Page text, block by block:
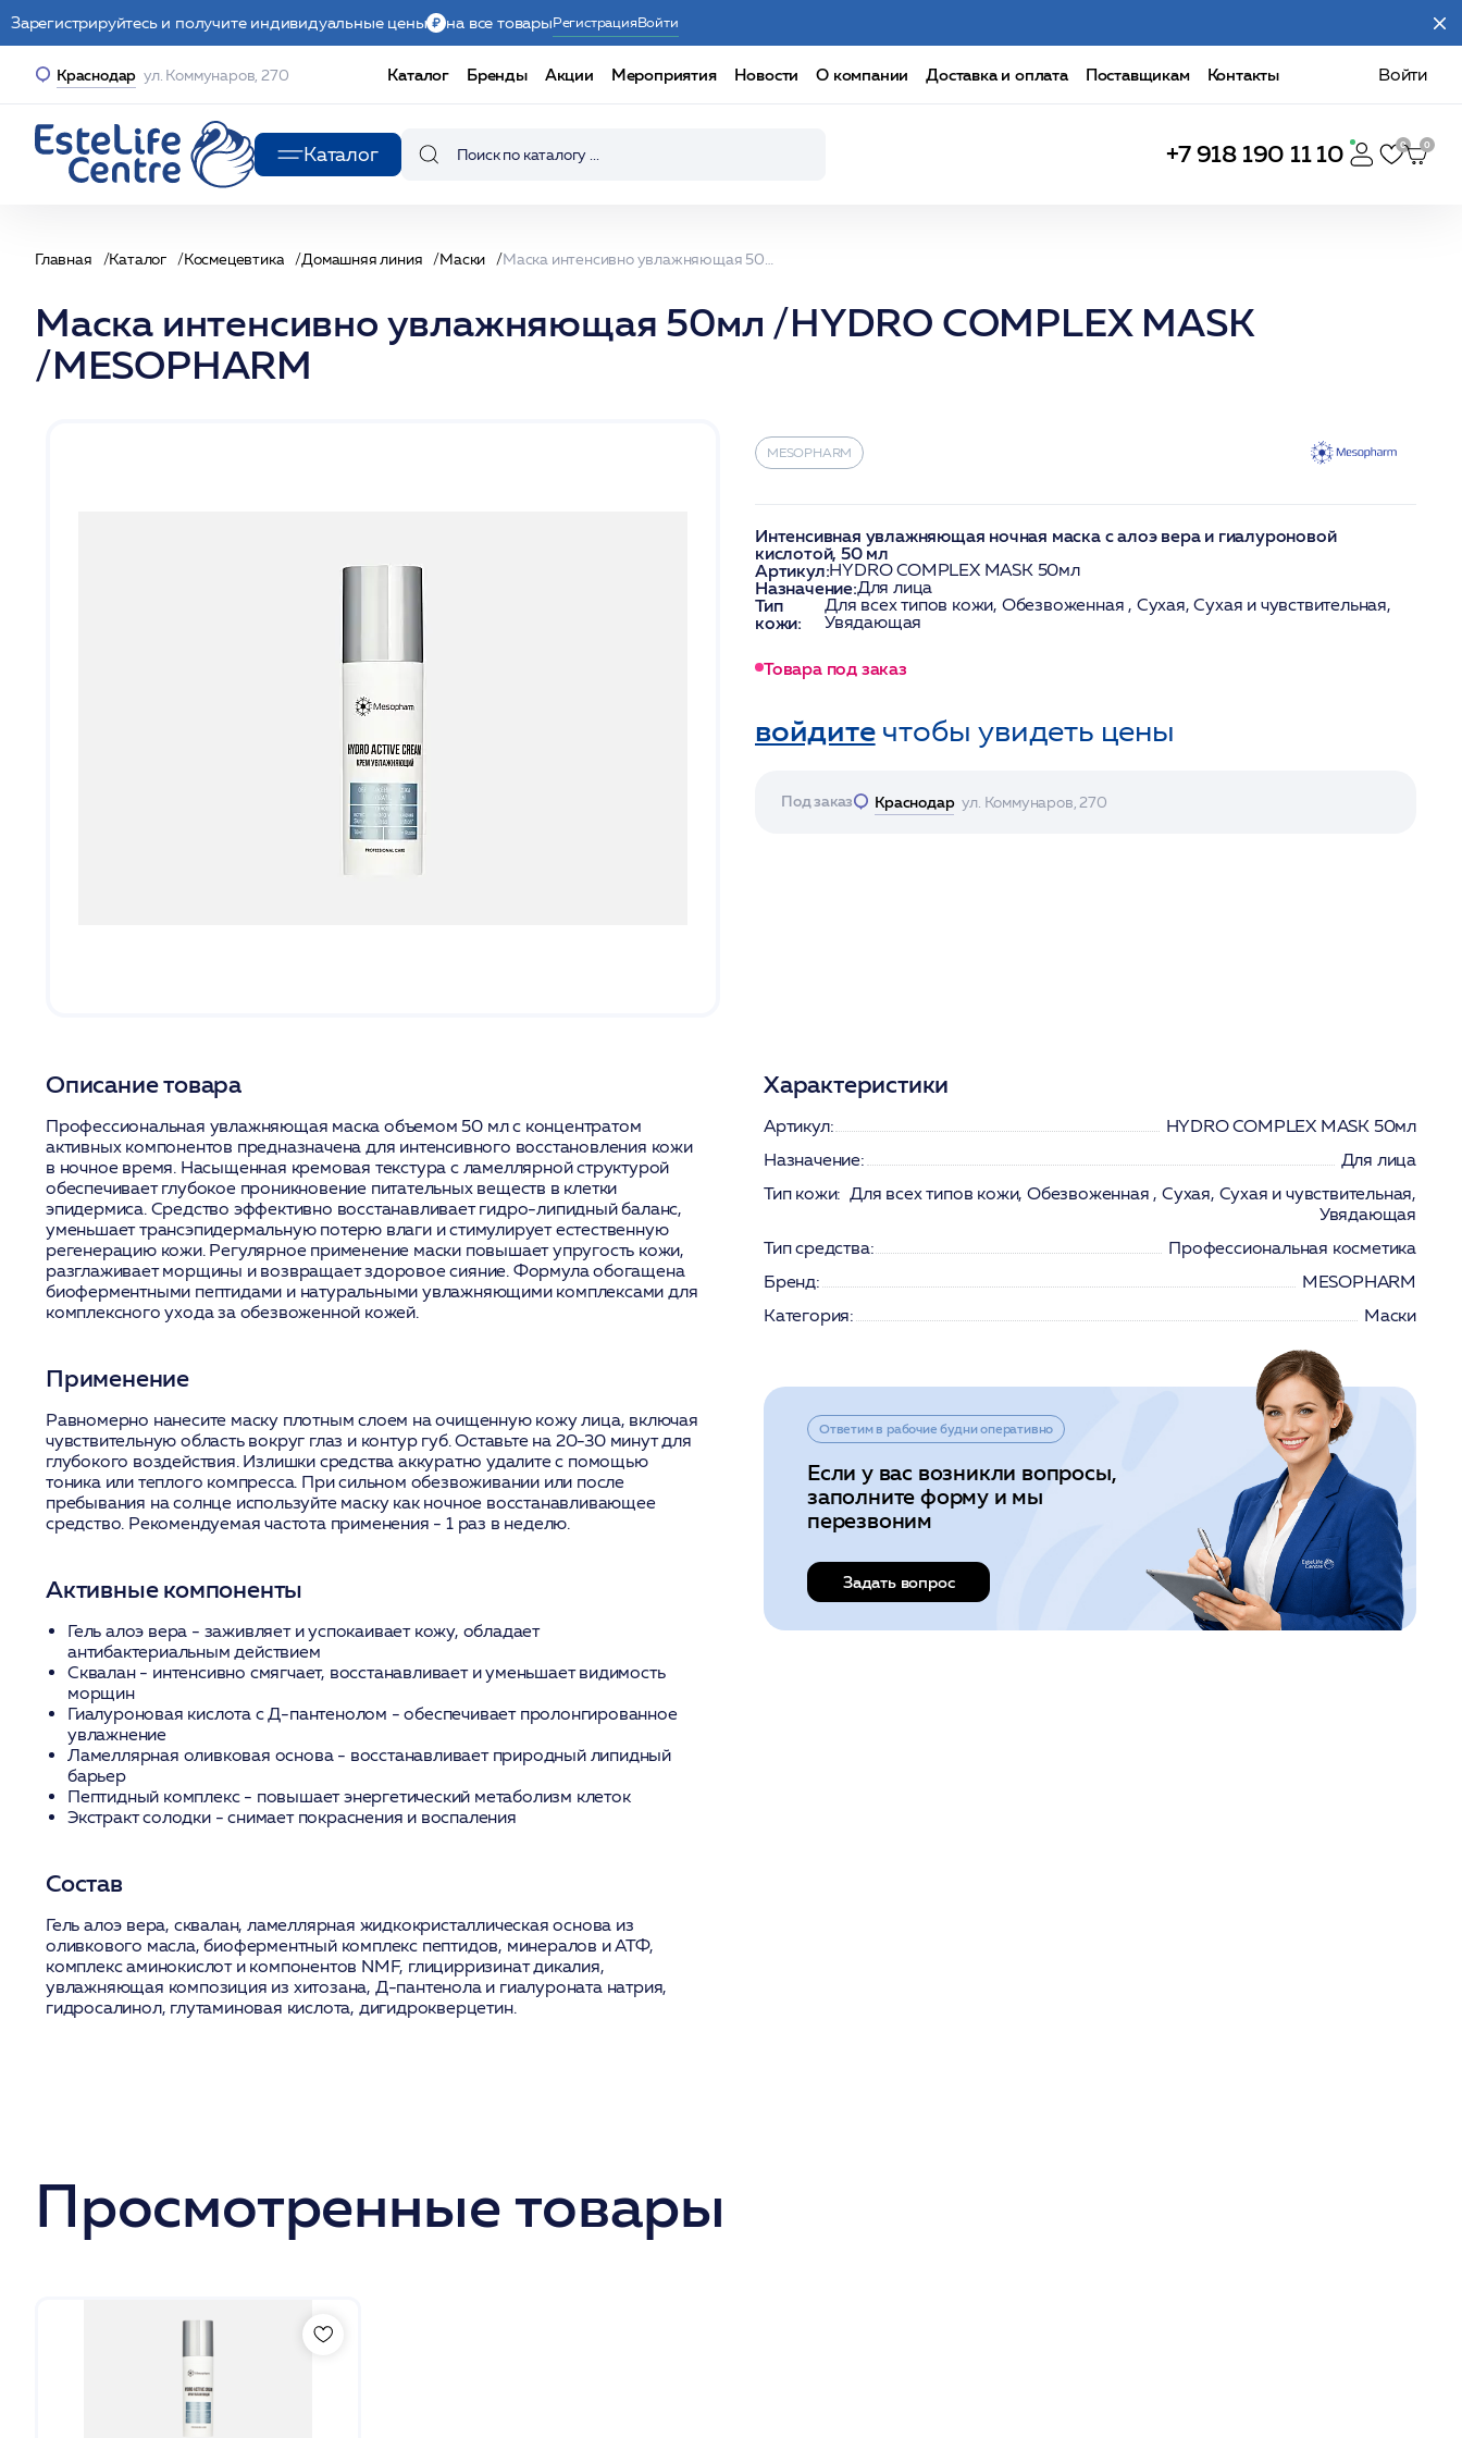
Зарегистрируйтесь и получите индивидуальные цены на все товарыРегистрацияВойти
Краснодар ул. Коммунаров, 270 Каталог Бренды Акции Мероприятия Новости О компании Доставка и оплата Поставщикам Контакты Войти
Каталог +7 918 190 11 10
Главная Каталог Космецевтика Домашняя линия Маски
Маска интенсивно увлажняющая 50мл /HYDRO COMPLEX MASK
/MESOPHARM
MESOPHARM
Интенсивная увлажняющая ночная маска с алоэ вера и гиалуроновой
кислотой, 50 мл
Артикул:HYDRO COMPLEX MASK 50мл
Назначение:Для лица
Тип
кожи:
Для всех типов кожи, Обезвоженная , Сухая, Сухая и чувствительная,
Увядающая
Товара под заказ
войдитечтобы увидеть цены
Под заказ Краснодар ул. Коммунаров, 270
Описание товара
Профессиональная увлажняющая маска объемом 50 мл с концентратом
активных компонентов предназначена для интенсивного восстановления кожи
в ночное время. Насыщенная кремовая текстура с ламеллярной структурой
обеспечивает глубокое проникновение питательных веществ в клетки
эпидермиса. Средство эффективно восстанавливает гидро-липидный баланс,
уменьшает трансэпидермальную потерю влаги и стимулирует естественную
регенерацию кожи. Регулярное применение маски повышает упругость кожи,
разглаживает морщины и возвращает здоровое сияние. Формула обогащена
биоферментными пептидами и натуральными увлажняющими комплексами для
комплексного ухода за обезвоженной кожей.
Применение
Равномерно нанесите маску плотным слоем на очищенную кожу лица, включая
чувствительную область вокруг глаз и контур губ. Оставьте на 20-30 минут для
глубокого воздействия. Излишки средства аккуратно удалите с помощью
тоника или теплого компресса. При сильном обезвоживании или после
пребывания на солнце используйте маску как ночное восстанавливающее
средство. Рекомендуемая частота применения - 1 раз в неделю.
Активные компоненты
Гель алоэ вера - заживляет и успокаивает кожу, обладает
антибактериальным действием
Сквалан- интенсивно смягчает, восстанавливает и уменьшает видимость
морщин
Гиалуроновая кислота с Д-пантенолом - обеспечивает пролонгированное
увлажнение
Ламеллярная оливковая основа- восстанавливает природный липидный
барьер
Пептидный комплекс- повышает энергетический метаболизм клеток
Экстракт солодки- снимает покраснения и воспаления
Состав
Гель алоэ вера, сквалан, ламеллярная жидкокристаллическая основа из
оливкового масла, биоферментный комплекс пептидов, минералов и АТФ,
комплекс аминокислот и компонентов NMF, глицирризинат дикалия,
увлажняющая композиция из хитозана, Д-пантенола и гиалуроната натрия,
гидросалинол, глутаминовая кислота, дигидрокверцетин.
Характеристики
Артикул:
HYDRO COMPLEX MASK 50мл
Назначение:
Для лица
Тип кожи: Для всех типов кожи, Обезвоженная , Сухая, Сухая и чувствительная,
Увядающая
Тип средства:
Профессиональная косметика
Бренд:
MESOPHARM
Категория:
Маски
Ответим в рабочие будни оперативно
Если у вас возникли вопросы,
заполните форму и мы
перезвоним
Задать вопрос
Просмотренные товары